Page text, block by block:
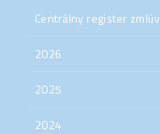
Centrálny register zmlúv
2026
2025
2024